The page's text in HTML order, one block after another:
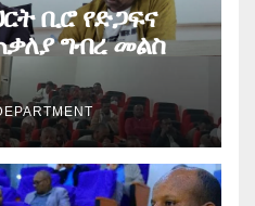
ቢሮ የድጋፍና
ግብረ መልስ